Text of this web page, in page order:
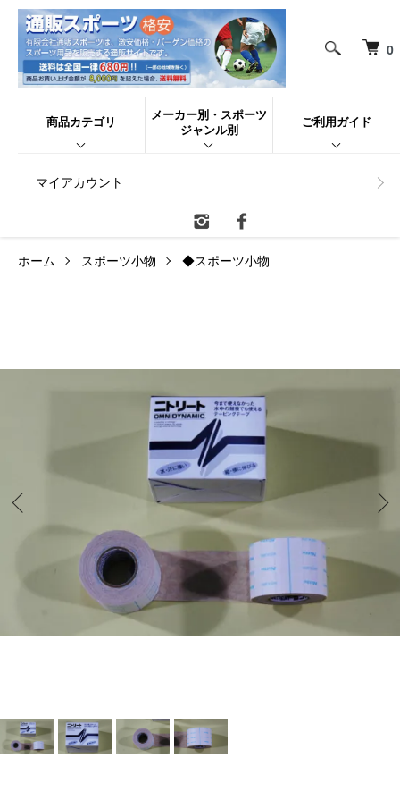
0
商品カテゴリ
メーカー別・スポーツ
ジャンル別
ご利用ガイド
マイアカウント
ホーム スポーツ小物 ◆スポーツ小物